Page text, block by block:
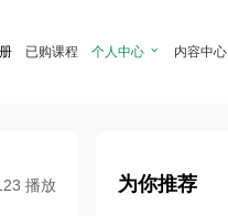
已购课程 个人中心  内容中心
播放 为你推荐